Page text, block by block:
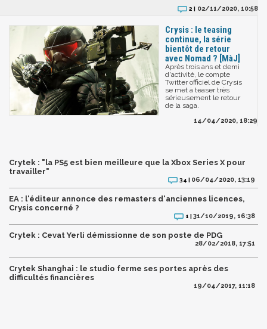
2 | 02/11/2020, 10:58
Crysis : le teasing
continue, la série
bientôt de retour
avec Nomad ? [MàJ]
Après trois ans et demi
d'activité, le compte
Twitter officiel de Crysis
se met à teaser très
sérieusement le retour
de la saga.
14/04/2020, 18:29
Crytek : "la PS5 est bien meilleure que la Xbox Series X pour
travailler"
34 | 06/04/2020, 13:19
EA : l'éditeur annonce des remasters d'anciennes licences,
Crysis concerné ?
1 | 31/10/2019, 16:38
Crytek : Cevat Yerli démissionne de son poste de PDG
28/02/2018, 17:51
Crytek Shanghai : le studio ferme ses portes après des
difficultés financières
19/04/2017, 11:18